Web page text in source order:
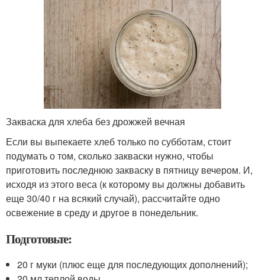
Закваска для хлеба без дрожжей вечная
Если вы выпекаете хлеб только по субботам, стоит
подумать о том, сколько закваски нужно, чтобы
приготовить последнюю закваску в пятницу вечером. И,
исходя из этого веса (к которому вы должны добавить
еще 30/40 г на всякий случай), рассчитайте одно
освежение в среду и другое в понедельник.
Подготовьте:
20 г муки (плюс еще для последующих дополнений);